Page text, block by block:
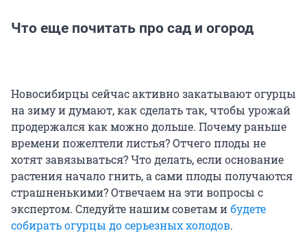
Что еще почитать про сад и огород
Новосибирцы сейчас активно закатывают огурцы
на зиму и думают, как сделать так, чтобы урожай
продержался как можно дольше. Почему раньше
времени пожелтели листья? Отчего плоды не
хотят завязываться? Что делать, если основание
растения начало гнить, а сами плоды получаются
страшненькими? Отвечаем на эти вопросы с
экспертом. Следуйте нашим советам ибудете
собирать огурцы до серьезных холодов.